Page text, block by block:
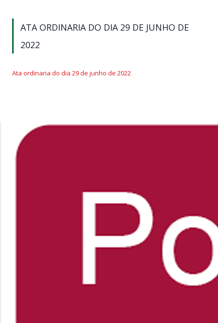
ATA ORDINARIA DO DIA 29 DE JUNHO DE
2022
Ata ordinaria do dia 29 de junho de 2022